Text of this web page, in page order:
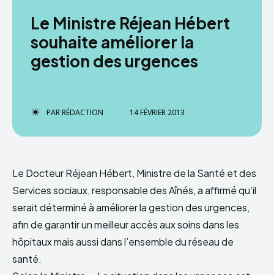
Le Ministre Réjean Hébert
souhaite améliorer la
gestion des urgences
PARRÉDACTION 14 FÉVRIER 2013
Le Docteur Réjean Hébert, Ministre de la Santé et des
Services sociaux, responsable des Aînés, a affirmé qu’il
serait déterminé à améliorer la gestion des urgences,
afin de garantir un meilleur accès aux soins dans les
hôpitaux mais aussi dans l’ensemble du réseau de
santé.